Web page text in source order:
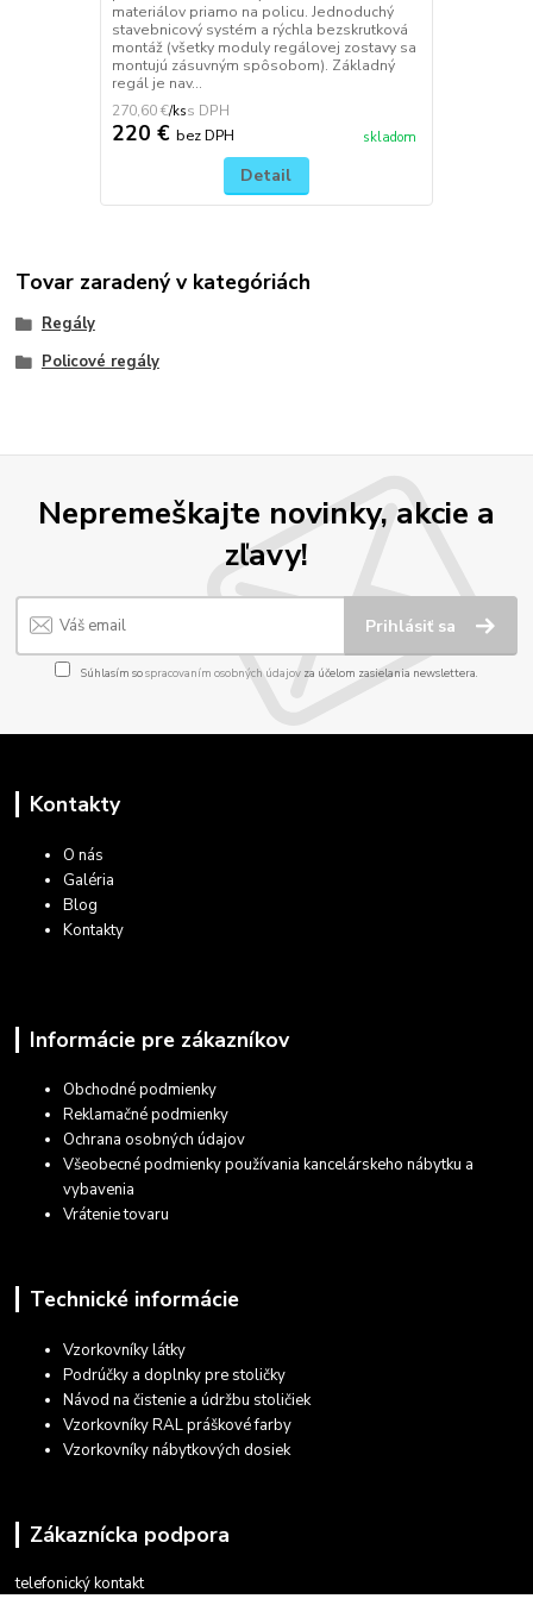
materiálov priamo na policu. Jednoduchý
stavebnicový systém a rýchla bezskrutková
montáž (všetky moduly regálovej zostavy sa
montujú zásuvným spôsobom). Základný
regál je nav...
270,60 €/ks
220 € bez DPH skladom
Detail
Tovar zaradený v kategóriách
Regály
Policové regály
Nepremeškajte novinky, akcie a
zľavy!
Prihlásiť sa
Súhlasím sospracovaním osobných údajov za účelom zasielania newslettera.
Kontakty
O nás
Galéria
Blog
Kontakty
Informácie pre zákazníkov
Obchodné podmienky
Reklamačné podmienky
Ochrana osobných údajov
Všeobecné podmienky používania kancelárskeho nábytku a
vybavenia
Vrátenie tovaru
Technické informácie
Vzorkovníky látky
Podrúčky a doplnky pre stoličky
Návod na čistenie a údržbu stoličiek
Vzorkovníky RAL práškové farby
Vzorkovníky nábytkových dosiek
Zákaznícka podpora
telefonický kontakt